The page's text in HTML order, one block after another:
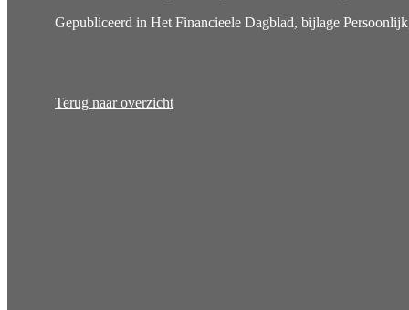
Gepubliceerd in Het Financieele Dagblad, bijlage
Terug naar overzicht